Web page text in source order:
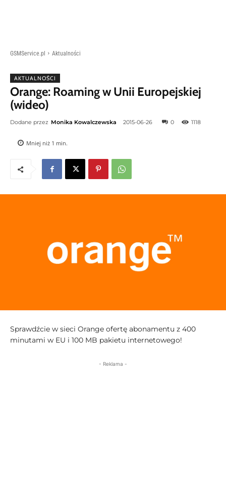
GSMService.pl Aktualności
AKTUALNOŚCI
Orange: Roaming w Unii Europejskiej
(wideo)
Dodane przez Monika Kowalczewska 2015-06-26 0 1118
Mniej niż 1 min.
Sprawdźcie w sieci Orange ofertę abonamentu z 400
minutami w EU i 100 MB pakietu internetowego!
- Reklama -